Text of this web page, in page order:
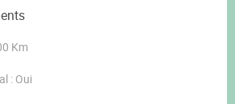
Km
: Oui